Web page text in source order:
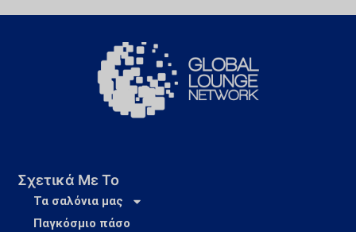
Σχετικά Με Το
Τα σαλόνια μας
Παγκόσμιο πάσο